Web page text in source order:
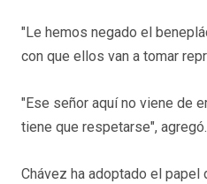
"Le hemos negado el
con que ellos van a tomar
"Ese señor aquí no viene de
tiene que respetarse", agregó.
Chávez ha adoptado el